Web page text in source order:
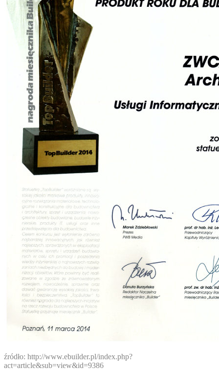
źródło: http://www.ebuilder.pl/index.php?
act=article&sub=view&id=9386